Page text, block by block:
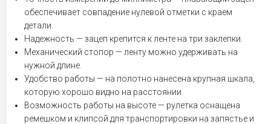
обеспечивает совпадение нулевой отметки с краем
детали.
Надежность — зацеп крепится к ленте на три заклепки.
Механический стопор — ленту можно удерживать на
нужной длине.
Удобство работы — на полотно нанесена крупная шкала,
которую хорошо видно на расстоянии.
Возможность работы на высоте — рулетка оснащена
ремешком и клипсой для транспортировки на запястье и